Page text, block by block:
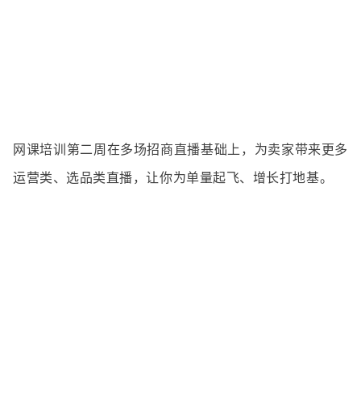
网课培训 第二周在多场招商直播基础上，为卖家带来更多
运营类、选品类直播，让你为单量起飞、增长打地基。